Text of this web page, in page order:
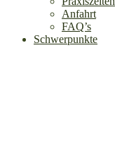
Anfahrt
FAQ’s
Schwerpunkte